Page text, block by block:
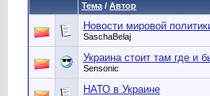
Тема / Автор
Новости мировой
SaschaBelaj
Украина стоит там где и
Sensonic
НАТО в Украине